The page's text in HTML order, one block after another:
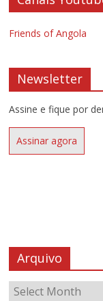
Friends of Angola
Newsletter
Assine e fique por
Assinar agora
Arquivo